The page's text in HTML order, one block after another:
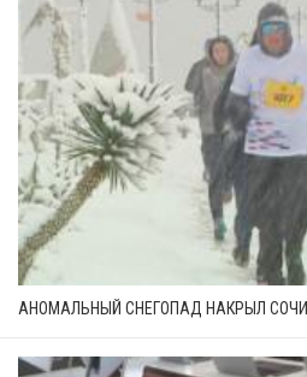
АНОМАЛЬНЫЙ СНЕГОПАД НАКРЫЛ СОЧИ